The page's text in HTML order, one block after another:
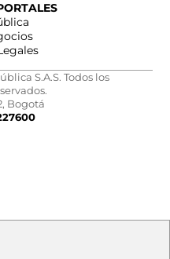
S.A.S. Todos los
Bogotá